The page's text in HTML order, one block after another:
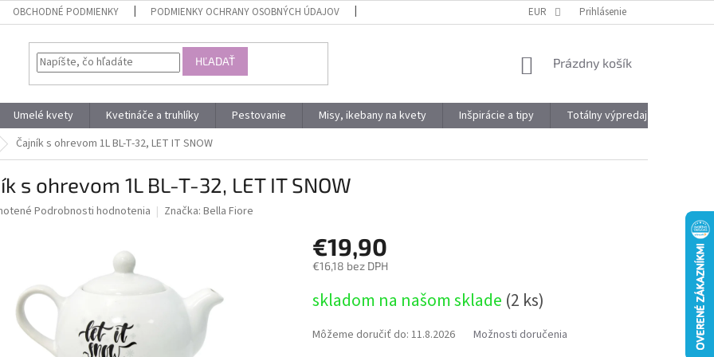
OBCHODNÉ PODMIENKY PODMIENKY OCHRANY OSOBNÝCH ÚDAJOV OBJEMOVÉ ZĽAVY VÝHODY REGISTRÁCIE
EUR Prihlásenie
HĽADAŤ
NÁKUPNÝ
Prázdny košík
Umelé kvety Kvetináče a truhlíky Pestovanie Misy, ikebany na kvety Inšpirácie a tipy Totálny výpredaj
Čajník s ohrevom 1L BL-T-32, LET IT SNOW
s ohrevom 1L BL-T-32, LET IT SNOW
Podrobnosti hodnotenia Značka: Bella Fiore
€19,90
€16,18 bez DPH
cena:
skladom na našom sklade (2 ks)
Môžeme doručiť do: 11.8.2026 Možnosti doručenia